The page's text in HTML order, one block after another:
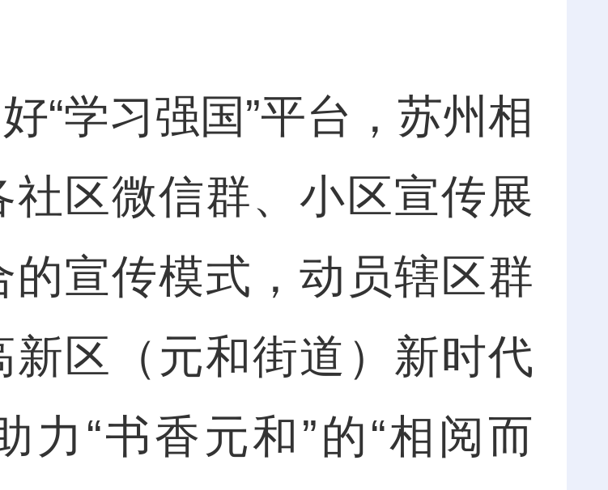
学习强国”平台，苏州相
区微信群、小区宣传展
宣传模式，动员辖区群
区（元和街道）新时代
力“书香元和”的“相阅而